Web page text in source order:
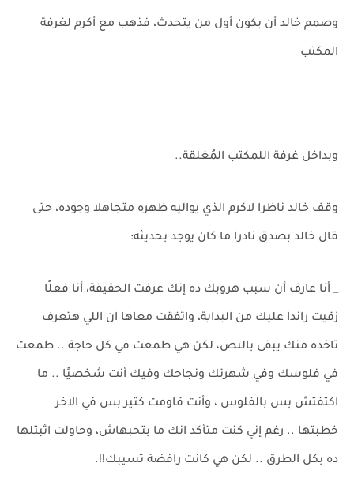
وصمم خالد أن يكون أول من يتحدث، فذهب مع أكرم لغرفة
المكتب
وبداخل غرفة اللمكتب المُغلقة..
وقف خالد ناظرا لاكرم الذي يواليه ظهره متجاهلا وجوده، حتى
قال خالد بصدق نادرا ما كان يوجد بحديثه:
_ أنا عارف أن سبب هروبك ده إنك عرفت الحقيقة، أنا فعلًا
زقيت راندا عليك من البداية، واتفقت معاها ان اللي هتعرف
تاخده منك يبقى بالنص، لكن هي طمعت في كل حاجة .. طمعت
في فلوسك وفي شهرتك ونجاحك وفيك أنت شخصيًا .. ما
اكتفتش بس بالفلوس ، وأنت قاومت كتير بس في الاخر
خطبتها .. رغم إني كنت متأكد انك ما بتحبهاش، وحاولت اثبتلها
ده بكل الطرق .. لكن هي كانت رافضة تسيبك!!.